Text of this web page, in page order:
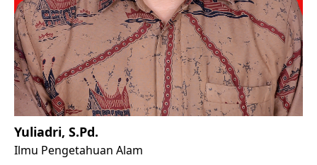
Yuliadri, S.Pd.
Ilmu Pengetahuan Alam